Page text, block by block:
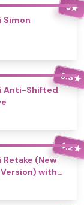
5★
Simon
3.3★
Anti-Shifted
4.2★
Retake (New
with